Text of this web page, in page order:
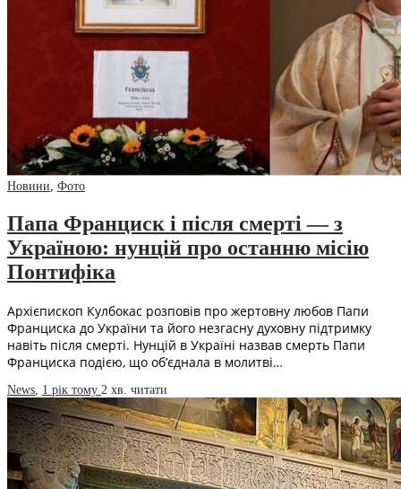
Новини, Фото
Папа Франциск і після смерті — з
Україною: нунцій про останню місію
Понтифіка
Архієпископ Кулбокас розповів про жертовну любов Папи
Франциска до України та його незгасну духовну підтримку
навіть після смерті. Нунцій в Україні назвав смерть Папи
Франциска подією, що об’єднала в молитві…
News, 1 рік тому 2 хв. читати